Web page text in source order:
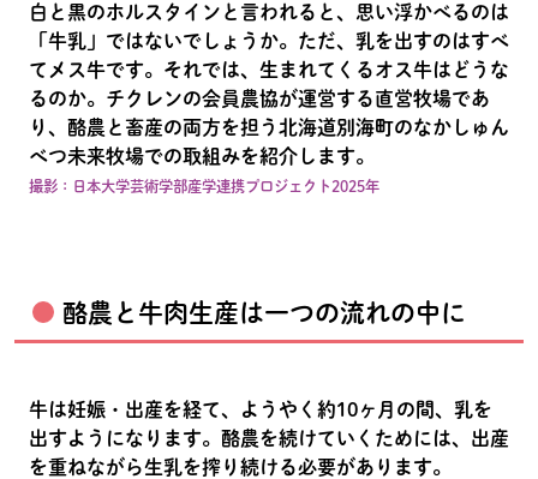
白と黒のホルスタインと言われると、思い浮かべるのは
「牛乳」ではないでしょうか。ただ、乳を出すのはすべ
てメス牛です。それでは、生まれてくるオス牛はどうな
るのか。チクレンの会員農協が運営する直営牧場であ
り、酪農と畜産の両方を担う北海道別海町のなかしゅん
べつ未来牧場での取組みを紹介します。
撮影：日本大学芸術学部産学連携プロジェクト2025年
酪農と牛肉生産は一つの流れの中に
牛は妊娠・出産を経て、ようやく約10ヶ月の間、乳を
出すようになります。酪農を続けていくためには、出産
を重ねながら生乳を搾り続ける必要があります。